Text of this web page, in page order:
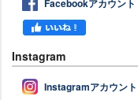
Facebookアカウント
Instagram
Instagramアカウント